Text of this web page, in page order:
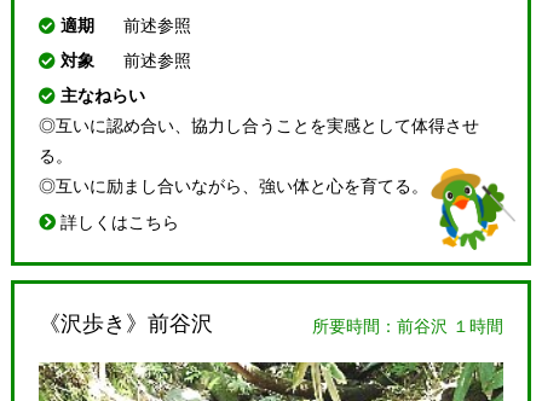
適期
前述参照
対象
前述参照
主なねらい
◎互いに認め合い、協力し合うことを実感として体得させ
る。
◎互いに励まし合いながら、強い体と心を育てる。
詳しくはこちら
《沢歩き》前谷沢 所要時間：前谷沢 １時間